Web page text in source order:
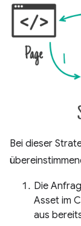
Bei dieser
Die
Asset im
aus